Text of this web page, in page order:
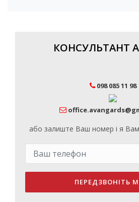
КОНСУЛЬТАНТ
098 085 11 98
або залиште Ваш номер і я
ПЕРЕДЗВОНІТЬ